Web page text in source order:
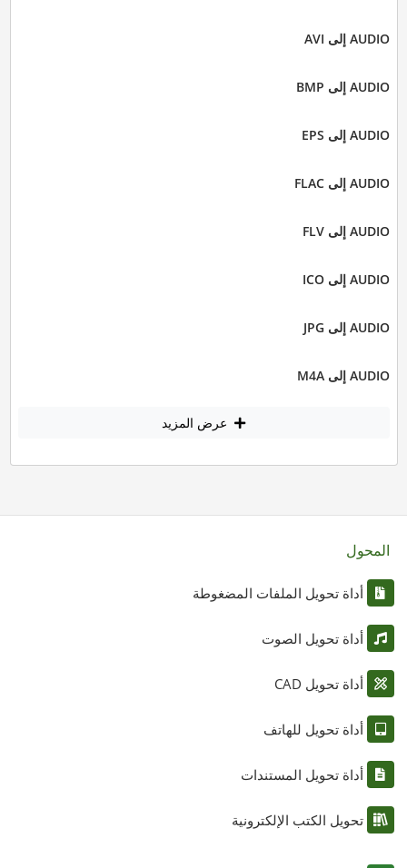
AUDIO إلى AVI
AUDIO إلى BMP
AUDIO إلى EPS
AUDIO إلى FLAC
AUDIO إلى FLV
AUDIO إلى ICO
AUDIO إلى JPG
AUDIO إلى M4A
عرض المزيد
المحول
أداة تحويل الملفات المضغوطة
أداة تحويل الصوت
أداة تحويل CAD
أداة تحويل للهاتف
أداة تحويل المستندات
تحويل الكتب الإلكترونية